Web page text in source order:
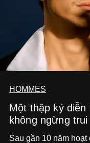
HOMMES
Một thập kỷ diễn
không ngừng
Sau gần 10 năm